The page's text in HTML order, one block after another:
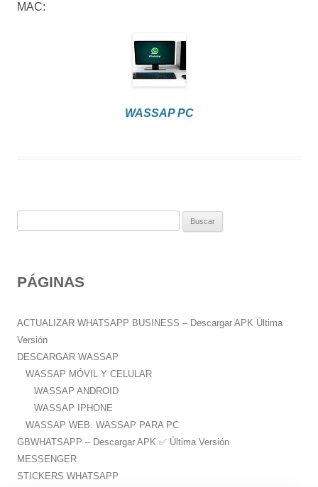
MAC:
WASSAP PC
a
:
PÁGINAS
ACTUALIZAR WHATSAPP BUSINESS – Descargar APK Última
Versión
DESCARGAR WASSAP
WASSAP MÓVIL Y CELULAR
WASSAP ANDROID
WASSAP IPHONE
WASSAP WEB. WASSAP PARA PC
GBWHATSAPP – Descargar APK ✅️ Última Versión
MESSENGER
STICKERS WHATSAPP